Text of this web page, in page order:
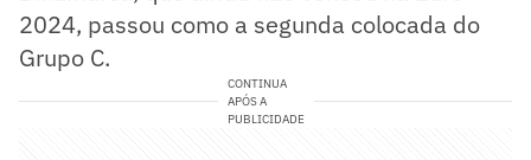
2024, passou como a segunda colocada do
Grupo C.
CONTINUA
APÓS A
PUBLICIDADE